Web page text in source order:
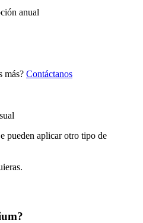
anual
más? Contáctanos
pueden aplicar otro tipo de